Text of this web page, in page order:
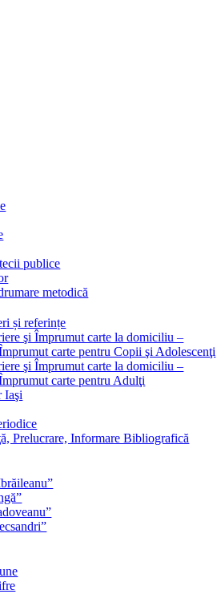
publice
metodică
și referințe
şi Împrumut carte la domiciliu –
carte pentru Copii şi Adolescenţi
şi Împrumut carte la domiciliu –
carte pentru Adulţi
Iaşi
Prelucrare, Informare Bibliografică